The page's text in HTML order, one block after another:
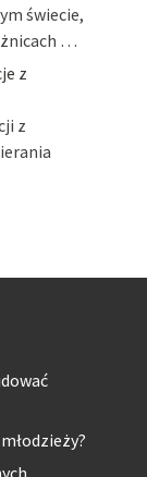
świecie,
…
z
z